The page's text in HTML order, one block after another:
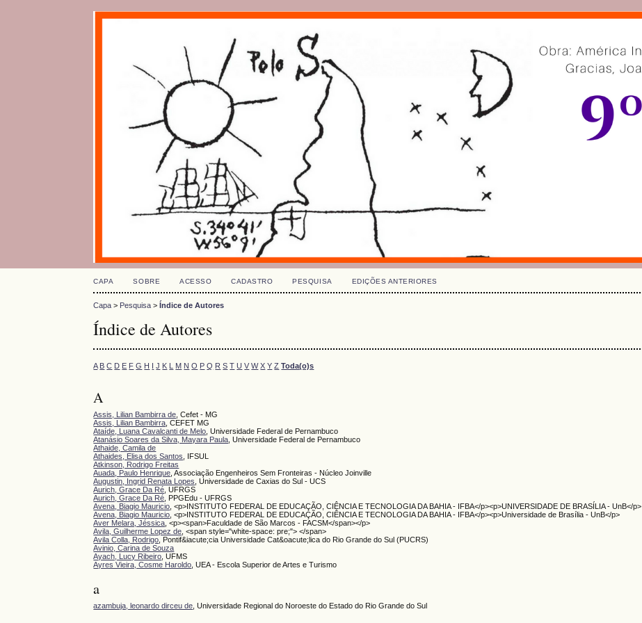
CAPA SOBRE ACESSO CADASTRO PESQUISA EDIÇÕES ANTERIORES
Capa > Pesquisa >Índice de Autores
Índice de Autores
A B C D E F G H I J K L M N O P Q R S T U V W X Y Z Toda(o)s
A
Assis, Lilian Bambirra de , Cefet - MG
Assis, Lilian Bambirra , CEFET MG
Ataíde, Luana Cavalcanti de Melo , Universidade Federal de Pernambuco
Atanásio Soares da Silva, Mayara Paula , Universidade Federal de Pernambuco
Athaide, Camila de
Athaides, Elisa dos Santos
, IFSUL
Atkinson, Rodrigo Freitas
Auada, Paulo Henrique , Associação Engenheiros Sem Fronteiras - Núcleo Joinville
Augustin, Ingrid Renata Lopes , Universidade de Caxias do Sul - UCS
Aurich, Grace Da Ré , UFRGS
Aurich, Grace Da Ré , PPGEdu - UFRGS
Avena, Biagio Mauricio , <p>INSTITUTO FEDERAL DE EDUCAÇÃO, CIÊNCIA E TECNOLOGIA DA BAHIA - IFBA</p><p>UNIVERSIDADE DE BRASÍLIA - UnB</p>
Avena, Biagio Mauricio , <p>INSTITUTO FEDERAL DE EDUCAÇÃO, CIÊNCIA E TECNOLOGIA DA BAHIA - IFBA</p><p>Universidade de Brasília - UnB</p>
Aver Melara, Jéssica , <p><span>Faculdade de São Marcos - FACSM</span></p>
Avila, Guilherme Lopez de , <span style="white-space: pre;"> </span>
Avila Colla, Rodrigo , Pontif&iacute;cia Universidade Cat&oacute;lica do Rio Grande do Sul (PUCRS)
Avinio, Carina de Souza
Ayach, Lucy Ribeiro , UFMS
Ayres Vieira, Cosme Haroldo , UEA - Escola Superior de Artes e Turismo
a
azambuja, leonardo dirceu de, Universidade Regional do Noroeste do Estado do Rio Grande do Sul